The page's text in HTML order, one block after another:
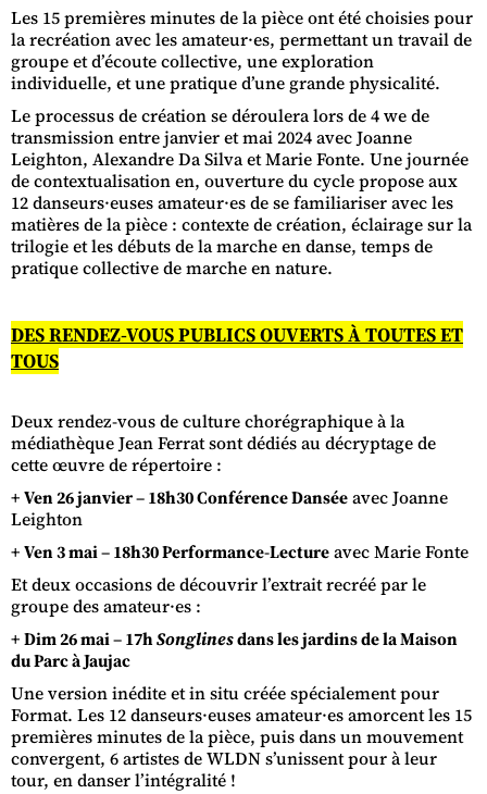
Les 15 premières minutes de la pièce ont été choisies pour
la recréation avec les amateur·es, permettant un travail de
groupe et d’écoute collective, une exploration
individuelle, et une pratique d’une grande physicalité.
Le processus de création se déroulera lors de 4 we de
transmission entre janvier et mai 2024 avec Joanne
Leighton, Alexandre Da Silva et Marie Fonte. Une journée
de contextualisation en, ouverture du cycle propose aux
12 danseurs·euses amateur·es de se familiariser avec les
matières de la pièce : contexte de création, éclairage sur la
trilogie et les débuts de la marche en danse, temps de
pratique collective de marche en nature.
DES RENDEZ-VOUS PUBLICS OUVERTS À TOUTES ET
TOUS
Deux rendez-vous de culture chorégraphique à la
médiathèque Jean Ferrat sont dédiés au décryptage de
cette œuvre de répertoire :
+Ven 26 janvier – 18h30 Conférence Danséeavec Joanne
Leighton
+Ven 3 mai – 18h30 Performance-Lectureavec Marie Fonte
Et deux occasions de découvrir l’extrait recréé par le
groupe des amateur·es :
+Dim26 mai – 17hSonglinesdans les jardins de la Maison
du Parc à Jaujac
Une version inédite et in situ créée spécialement pour
Format. Les 12 danseurs·euses amateur·es amorcent les 15
premières minutes de la pièce, puis dans un mouvement
convergent, 6 artistes de WLDN s’unissent pour à leur
tour, en danser l’intégralité !